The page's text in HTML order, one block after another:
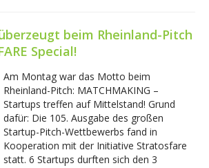
beim Rheinland-Pitch
Special!
Am Montag war das Motto beim
Rheinland-Pitch: MATCHMAKING –
Startups treffen auf Mittelstand! Grund
dafür: Die 105. Ausgabe des großen
Startup-Pitch-Wettbewerbs fand in
Kooperation mit der Initiative Stratosfare
statt. 6 Startups durften sich den 3